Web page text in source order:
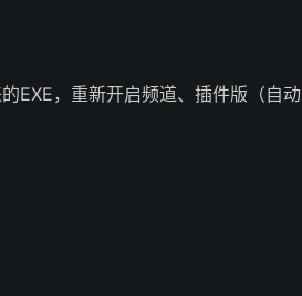
EXE，重新开启频道、插件版（自动